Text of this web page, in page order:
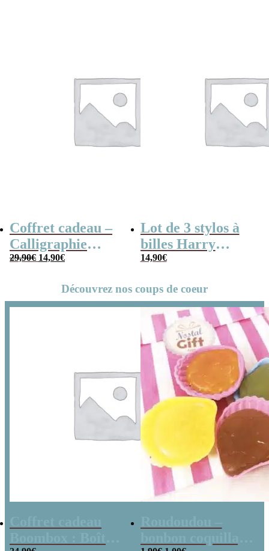
Coffret cadeau –
Calligraphie
Harry Potter
29,90€ Le
prix
14,90€Le
prix
Lot de 3 stylos à
billes Harry
Potter
14,90€
Découvrez nos coups de coeur
Le Le